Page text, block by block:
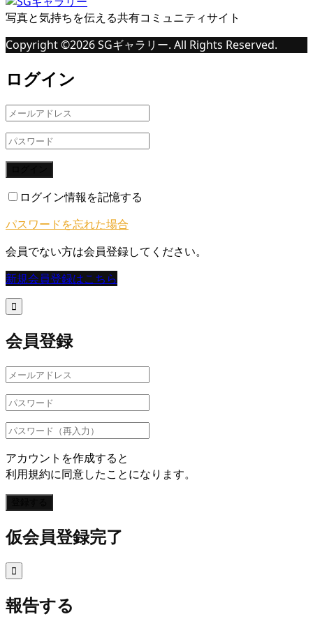
写真と気持ちを伝える共有コミュニティサイト
Copyright ©2026SGギャラリー. All Rights Reserved.
ログイン
ログイン情報を記憶する
パスワードを忘れた場合
会員でない方は会員登録してください。
新規会員登録はこちら

会員登録
アカウントを作成すると
利用規約に同意したことになります。
仮会員登録完了

報告する